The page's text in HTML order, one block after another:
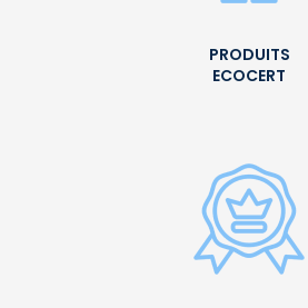
PRODUITS
ECOCERT